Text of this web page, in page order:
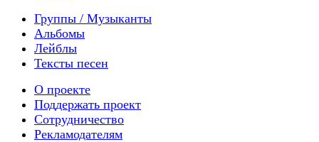
Группы / Музыканты
Альбомы
Лейблы
Тексты песен
О проекте
Поддержать проект
Сотрудничество
Рекламодателям